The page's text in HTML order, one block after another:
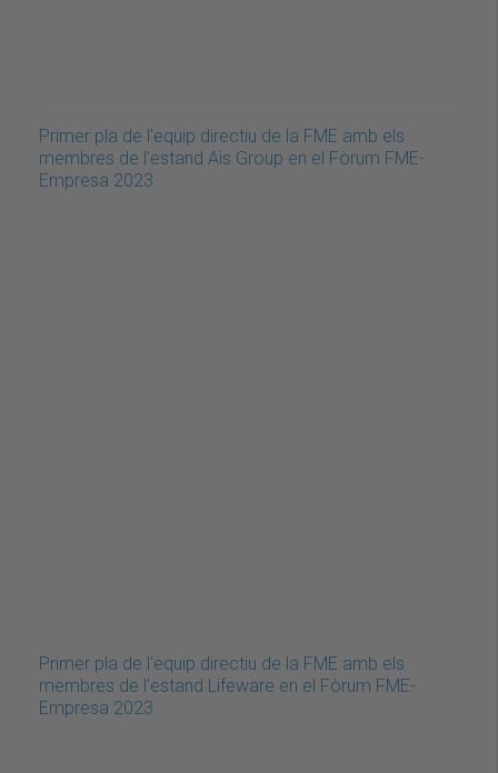
Primer pla de l'equip directiu de la FME amb els
membres de l'estand Ais Group en el Fòrum FME-
Empresa 2023
Primer pla de l'equip directiu de la FME amb els
membres de l'estand Lifeware en el Fòrum FME-
Empresa 2023